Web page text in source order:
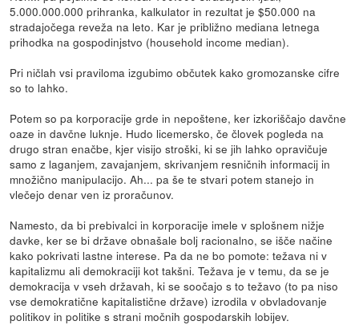
5.000.000.000 prihranka, kalkulator in rezultat je $50.000 na
stradajočega reveža na leto. Kar je približno mediana letnega
prihodka na gospodinjstvo (household income median).
Pri ničlah vsi praviloma izgubimo občutek kako gromozanske cifre
so to lahko.
Potem so pa korporacije grde in nepoštene, ker izkoriščajo davčne
oaze in davčne luknje. Hudo licemersko, če človek pogleda na
drugo stran enačbe, kjer visijo stroški, ki se jih lahko opravičuje
samo z laganjem, zavajanjem, skrivanjem resničnih informacij in
množično manipulacijo. Ah... pa še te stvari potem stanejo in
vlečejo denar ven iz proračunov.
Namesto, da bi prebivalci in korporacije imele v splošnem nižje
davke, ker se bi države obnašale bolj racionalno, se išče načine
kako pokrivati lastne interese. Pa da ne bo pomote: težava ni v
kapitalizmu ali demokraciji kot takšni. Težava je v temu, da se je
demokracija v vseh državah, ki se soočajo s to težavo (to pa niso
vse demokratične kapitalistične države) izrodila v obvladovanje
politikov in politike s strani močnih gospodarskih lobijev.